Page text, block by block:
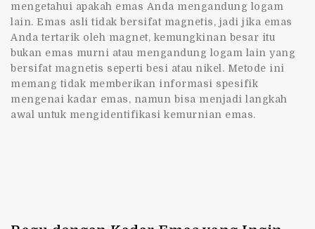
mengetahui apakah emas Anda mengandung logam
lain. Emas asli tidak bersifat magnetis, jadi jika emas
Anda tertarik oleh magnet, kemungkinan besar itu
bukan emas murni atau mengandung logam lain yang
bersifat magnetis seperti besi atau nikel. Metode ini
memang tidak memberikan informasi spesifik
mengenai kadar emas, namun bisa menjadi langkah
awal untuk mengidentifikasi kemurnian emas.